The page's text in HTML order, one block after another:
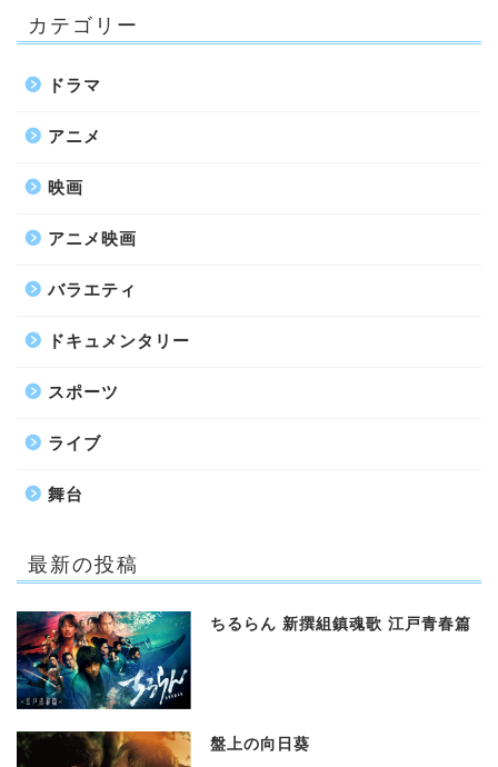
カテゴリー
ドラマ
アニメ
映画
アニメ映画
バラエティ
ドキュメンタリー
スポーツ
ライブ
舞台
最新の投稿
ちるらん 新撰組鎮魂歌 江戸青春篇
盤上の向日葵